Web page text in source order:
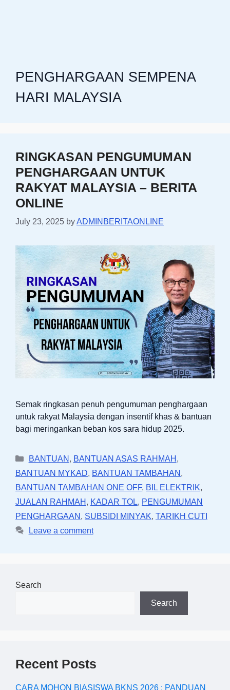
PENGHARGAAN SEMPENA
HARI MALAYSIA
RINGKASAN PENGUMUMAN
PENGHARGAAN UNTUK
RAKYAT MALAYSIA – BERITA
ONLINE
July 23, 2025 byADMINBERITAONLINE
Semak ringkasan penuh pengumuman penghargaan
untuk rakyat Malaysia dengan insentif khas & bantuan
bagi meringankan beban kos sara hidup 2025.
Categories
BANTUAN , BANTUAN ASAS RAHMAH ,
BANTUAN MYKAD, BANTUAN TAMBAHAN ,
BANTUAN TAMBAHAN ONE OFF, BIL ELEKTRIK,
JUALAN RAHMAH , KADAR TOL, PENGUMUMAN
PENGHARGAAN , SUBSIDI MINYAK, TARIKH CUTI
Leave a comment
Search
Search
Recent Posts
CARA MOHON BIASISWA BKNS 2026 : PANDUAN